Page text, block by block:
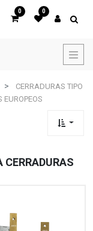
0 0
CERRADURAS TIPO
EUROPEOS